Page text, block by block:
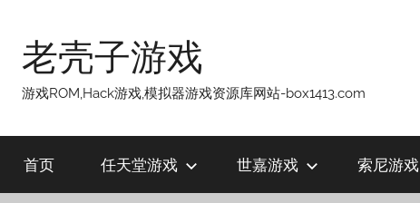
老壳子游戏
游戏ROM,Hack游戏,模拟器游戏资源库网站-box1413.com
首页 任天堂游戏 世嘉游戏 索尼游戏